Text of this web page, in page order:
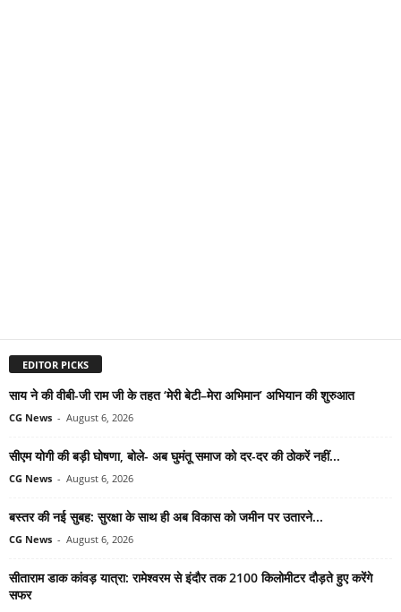
EDITOR PICKS
साय ने की वीबी-जी राम जी के तहत ‘मेरी बेटी–मेरा अभिमान’ अभियान की शुरुआत
CG News - August 6, 2026
सीएम योगी की बड़ी घोषणा, बोले- अब घुमंतू समाज को दर-दर की ठोकरें नहीं...
CG News - August 6, 2026
बस्तर की नई सुबह: सुरक्षा के साथ ही अब विकास को जमीन पर उतारने...
CG News - August 6, 2026
सीताराम डाक कांवड़ यात्रा: रामेश्वरम से इंदौर तक 2100 किलोमीटर दौड़ते हुए करेंगे
सफर